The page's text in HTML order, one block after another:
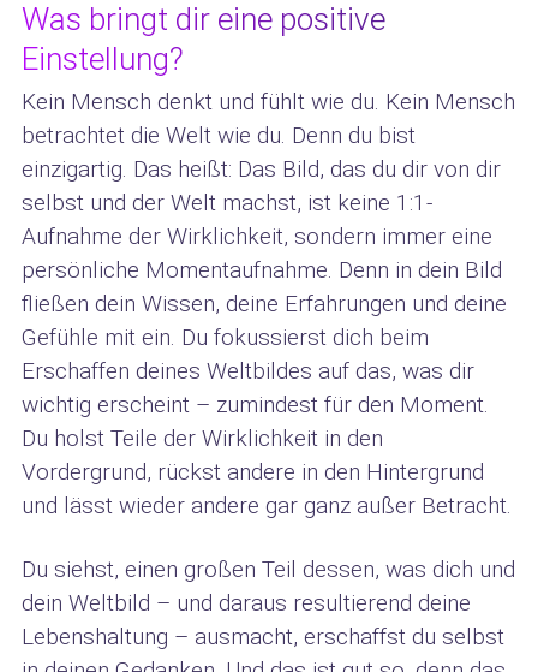
Was bringt dir eine positive
Einstellung?
Kein Mensch denkt und fühlt wie du. Kein Mensch
betrachtet die Welt wie du. Denn du bist
einzigartig. Das heißt: Das Bild, das du dir von dir
selbst und der Welt machst, ist keine 1:1-
Aufnahme der Wirklichkeit, sondern immer eine
persönliche Momentaufnahme. Denn in dein Bild
fließen dein Wissen, deine Erfahrungen und deine
Gefühle mit ein. Du fokussierst dich beim
Erschaffen deines Weltbildes auf das, was dir
wichtig erscheint – zumindest für den Moment.
Du holst Teile der Wirklichkeit in den
Vordergrund, rückst andere in den Hintergrund
und lässt wieder andere gar ganz außer Betracht.
Du siehst, einen großen Teil dessen, was dich und
dein Weltbild – und daraus resultierend deine
Lebenshaltung – ausmacht, erschaffst du selbst